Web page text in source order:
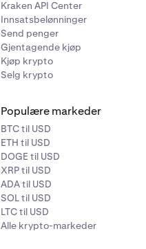
Kraken API Center
Innsatsbelønninger
Send penger
Gjentagende kjøp
Kjøp krypto
Selg krypto
Populære markeder
BTC til USD
ETH til USD
DOGE til USD
XRP til USD
ADA til USD
SOL til USD
LTC til USD
Alle krypto-markeder